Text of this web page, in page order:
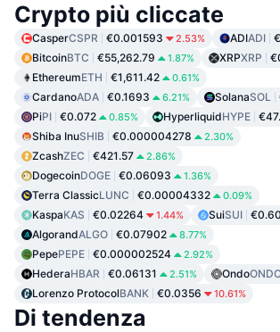
Crypto più cliccate
CasperCSPR €0.001593 2.53% ADIADI
BitcoinBTC €55,262.79 1.87% XRPXRP
EthereumETH €1,611.42 0.61%
CardanoADA €0.1693 6.21% SolanaSOL
PiPI €0.072 0.85% HyperliquidHYPE
Shiba InuSHIB €0.000004278 2.30%
ZcashZEC €421.57 2.86%
DogecoinDOGE €0.06093 1.36%
Terra ClassicLUNC €0.00004332 0.09%
KaspaKAS €0.02264 1.44% SuiSUI
AlgorandALGO €0.07902 8.77%
PepePEPE €0.000002524 2.92%
HederaHBAR €0.06131 2.51% Ondo
Lorenzo ProtocolBANK €0.0356 10.61%
Di tendenza